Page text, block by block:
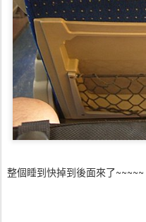
整個睡到快掉到後面來了~~~~~